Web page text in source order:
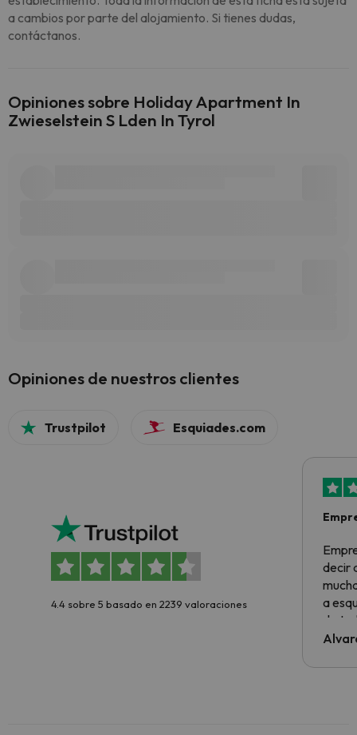
a cambios por parte del alojamiento. Si tienes dudas,
contáctanos.
Opiniones sobre Holiday Apartment In
Zwieselstein S Lden In Tyrol
Opiniones de nuestros clientes
Trustpilot Esquiades.com
4.4 sobre 5 basado en 2239 valoraciones
decir
a
de
al
culpa